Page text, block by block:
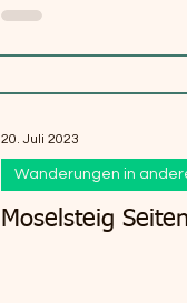
Moselsteig
Wanderungen in
20. Juli 2023